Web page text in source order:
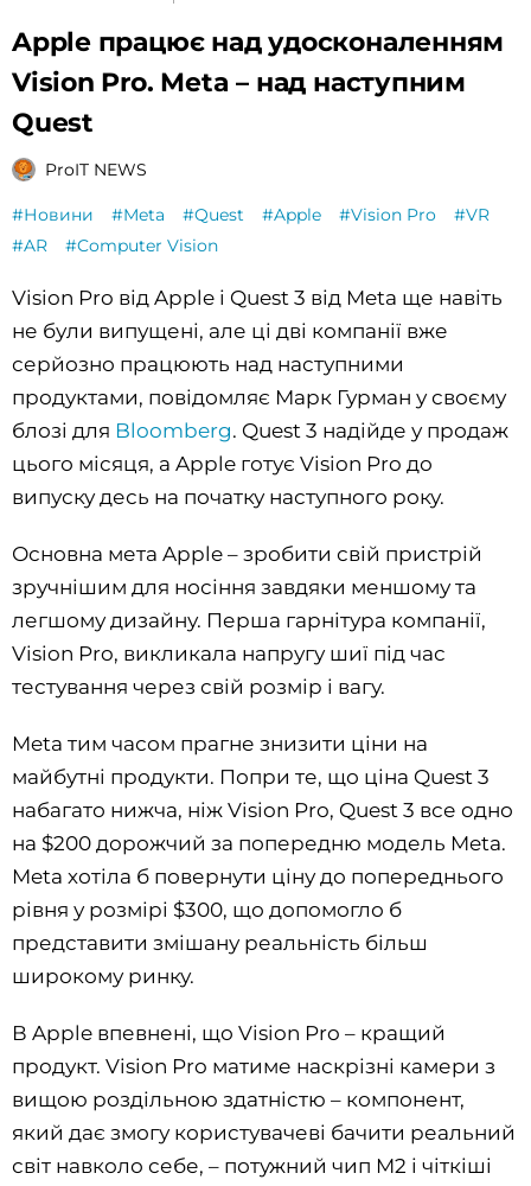
Apple працює над удосконаленням
Vision Pro. Meta – над наступним
Quest
ProIT NEWS
#Новини #Meta #Quest #Apple #Vision Pro
#VR
#AR
#Computer Vision
Vision Pro від Apple і Quest 3 від Meta ще навіть
не були випущені, але ці дві компанії вже
серйозно працюють над наступними
продуктами, повідомляє Марк Гурман у своєму
блозі для Bloomberg. Quest 3 надійде у продаж
цього місяця, а Apple готує Vision Pro до
випуску десь на початку наступного року.
Основна мета Apple – зробити свій пристрій
зручнішим для носіння завдяки меншому та
легшому дизайну. Перша гарнітура компанії,
Vision Pro, викликала напругу шиї під час
тестування через свій розмір і вагу.
Meta тим часом прагне знизити ціни на
майбутні продукти. Попри те, що ціна Quest 3
набагато нижча, ніж Vision Pro, Quest 3 все одно
на $200 дорожчий за попередню модель Meta.
Meta хотіла б повернути ціну до попереднього
рівня у розмірі $300, що допомогло б
представити змішану реальність більш
широкому ринку.
В Apple впевнені, що Vision Pro – кращий
продукт. Vision Pro матиме наскрізні камери з
вищою роздільною здатністю – компонент,
який дає змогу користувачеві бачити реальний
світ навколо себе, – потужний чип M2 і чіткіші